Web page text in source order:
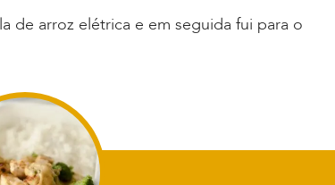
de arroz elétrica e em seguida fui para o